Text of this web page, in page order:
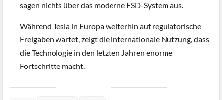
sagen nichts über das moderne FSD-System aus.
Während Tesla in Europa weiterhin auf regulatorische
Freigaben wartet, zeigt die internationale Nutzung, dass
die Technologie in den letzten Jahren enorme
Fortschritte macht.